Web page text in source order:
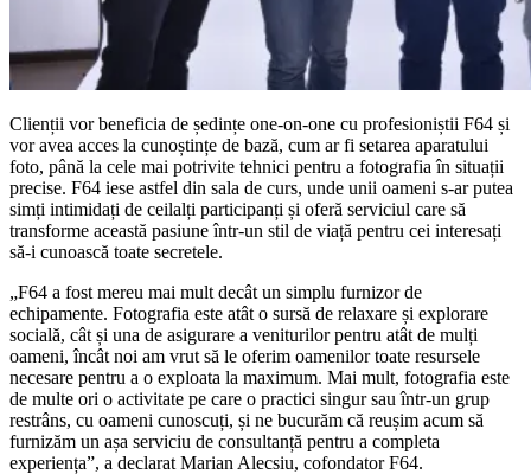
Clienții vor beneficia de ședințe one-on-one cu profesioniștii F64 și
vor avea acces la cunoștințe de bază, cum ar fi setarea aparatului
foto, până la cele mai potrivite tehnici pentru a fotografia în situații
precise. F64 iese astfel din sala de curs, unde unii oameni s-ar putea
simți intimidați de ceilalți participanți și oferă serviciul care să
transforme această pasiune într-un stil de viață pentru cei interesați
să-i cunoască toate secretele.
„F64 a fost mereu mai mult decât un simplu furnizor de
echipamente. Fotografia este atât o sursă de relaxare și explorare
socială, cât și una de asigurare a veniturilor pentru atât de mulți
oameni, încât noi am vrut să le oferim oamenilor toate resursele
necesare pentru a o exploata la maximum. Mai mult, fotografia este
de multe ori o activitate pe care o practici singur sau într-un grup
restrâns, cu oameni cunoscuți, și ne bucurăm că reușim acum să
furnizăm un așa serviciu de consultanță pentru a completa
experiența”, a declarat Marian Alecsiu, cofondator F64.